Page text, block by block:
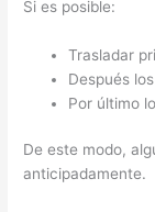
Si es posible:
Trasladar
Después
Por último
De este modo,
anticipadamente.